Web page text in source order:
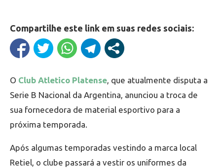
Compartilhe este link em suas redes sociais:
O Club Atletico Platense, que atualmente disputa a
Serie B Nacional da Argentina, anunciou a troca de
sua fornecedora de material esportivo para a
próxima temporada.
Após algumas temporadas vestindo a marca local
Retiel, o clube passará a vestir os uniformes da